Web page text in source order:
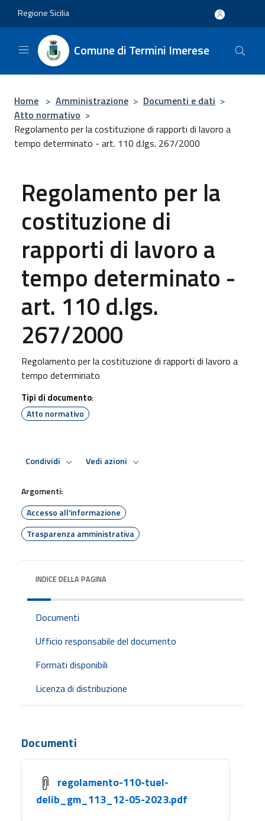
Regione Sicilia
Comune di Termini Imerese
Home > Amministrazione > Documenti e dati >
Atto normativo >
Regolamento per la costituzione di rapporti di lavoro a
tempo determinato - art. 110 d.lgs. 267/2000
Regolamento per la
costituzione di
rapporti di lavoro a
tempo determinato -
art. 110 d.lgs.
267/2000
Regolamento per la costituzione di rapporti di lavoro a
tempo determinato
Tipi di documento:
Atto normativo
Condividi Vedi azioni
Argomenti:
Accesso all'informazione
Trasparenza amministrativa
INDICE DELLA PAGINA
Documenti
Ufficio responsabile del documento
Formati disponibili
Licenza di distribuzione
Documenti
regolamento-110-tuel-
delib_gm_113_12-05-2023.pdf